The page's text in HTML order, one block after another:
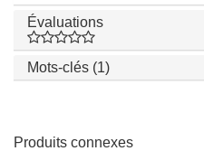
Évaluations
Mots-clés (1)
Produits connexes